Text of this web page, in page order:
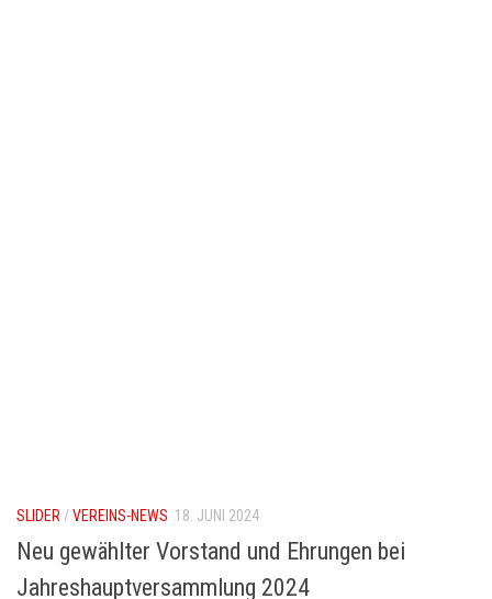
SLIDER /VEREINS-NEWS 18. JUNI 2024
Neu gewählter Vorstand und Ehrungen bei
Jahreshauptversammlung 2024